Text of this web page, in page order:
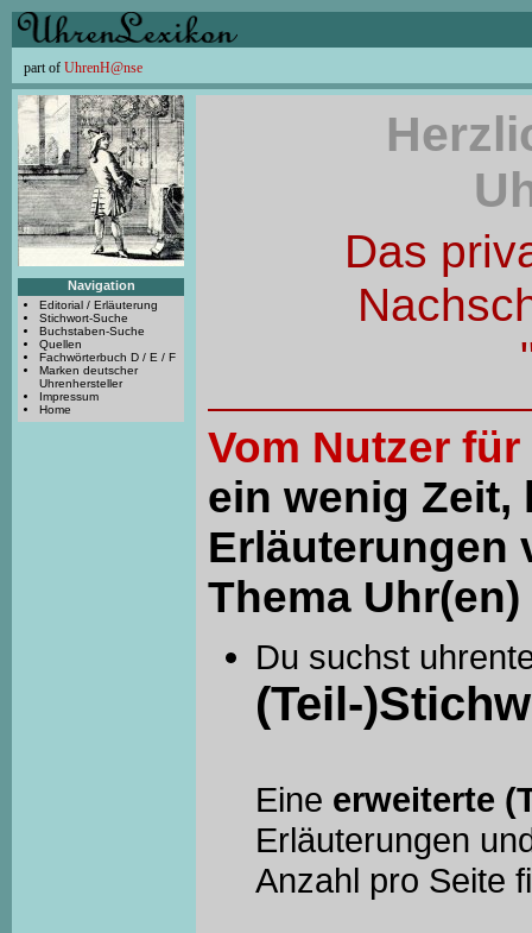
part of UhrenH@nse
Navigation
Editorial / Erläuterung
Stichwort-Suche
Buchstaben-Suche
Quellen
Fachwörterbuch D / E / F
Marken deutscher
Uhrenhersteller
Impressum
Home
Das
Vom Nutzer
ein wenig Zeit,
Erläuterungen
Thema
Du suchst
(Teil-
Eine erweiterte
Erläuterungen
Anzahl pro Seite